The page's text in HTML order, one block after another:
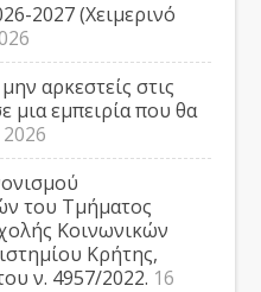
2027 (Χειμερινό
αρκεστείς στις
μια εμπειρία που θα
του Τμήματος
Κοινωνικών
Κρήτης,
ν. 4957/2022. 16